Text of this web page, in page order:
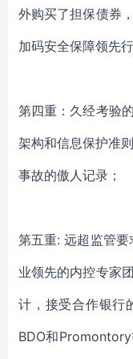
外购买了担保债券
加码安全保障领先行
第四重：久经考验
架构和信息保护准
事故的傲人记录；
第五重: 远超监管
业领先的内控专家
计，接受合作银行
BDO和